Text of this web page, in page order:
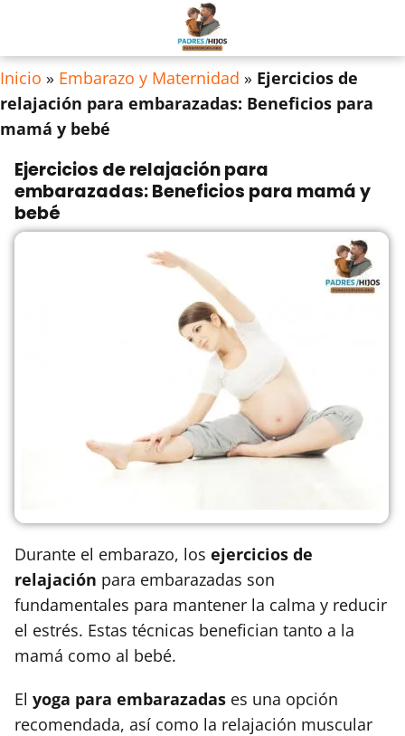
Inicio » Embarazo y Maternidad » Ejercicios de
relajación para embarazadas: Beneficios para
mamá y bebé
Ejercicios de relajación para
embarazadas: Beneficios para mamá y
bebé
Durante el embarazo, los ejercicios de
relajación para embarazadas son
fundamentales para mantener la calma y reducir
el estrés. Estas técnicas benefician tanto a la
mamá como al bebé.
El yoga para embarazadas es una opción
recomendada, así como la relajación muscular